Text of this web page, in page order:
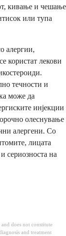
кивање и чешање
или тупа
алергии,
користат лекови
течности и
може да
инјекции
олеснување
алергени. Со
лицата
сериозноста на
does not constitute
and treatment